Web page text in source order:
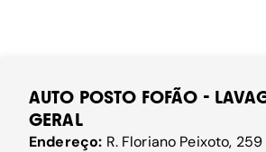
AUTO POSTO FOFÃO -
GERAL
Endereço: R. Floriano Peixoto,